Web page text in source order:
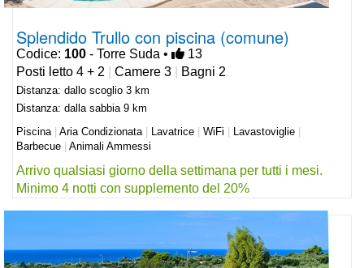
Splendido Trullo con piscina (comune)
Codice: 100 - Torre Suda •
13
Posti letto 4 + 2
Camere 3 Bagni 2
Distanza: dallo scoglio 3 km
Distanza: dalla sabbia 9 km
Piscina Aria Condizionata Lavatrice WiFi Lavastoviglie
Barbecue
Animali Ammessi
Arrivo qualsiasi giorno della settimana per tutti i mesi.
Minimo 4 notti con supplemento del 20%